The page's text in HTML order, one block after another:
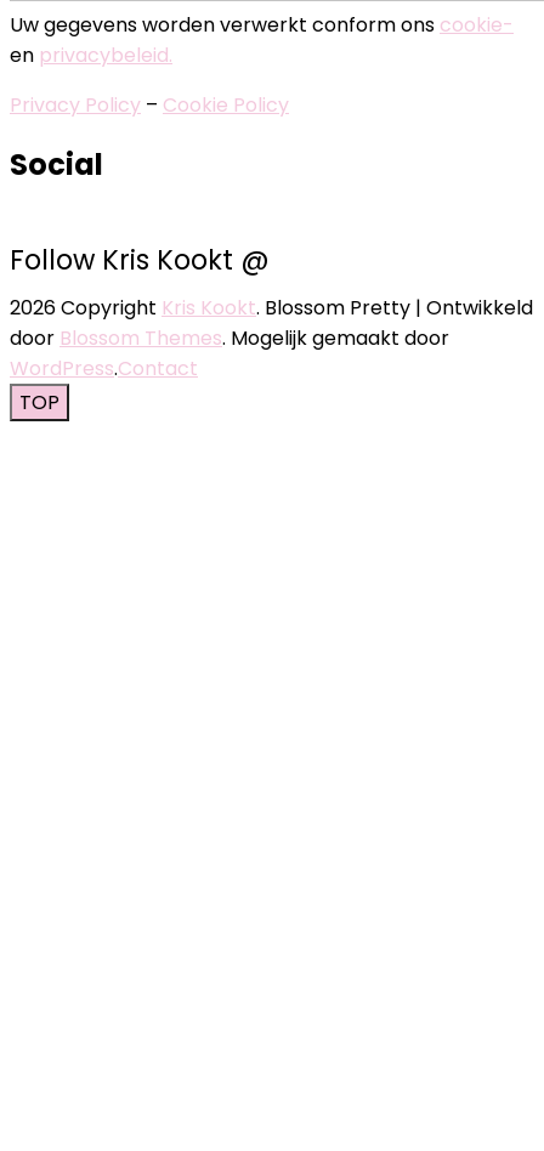
Uw gegevens worden verwerkt conform ons cookie-
en privacybeleid.
Privacy Policy – Cookie Policy
Social
Follow Kris Kookt @
2026 Copyright Kris Kookt. Blossom Pretty | Ontwikkeld
door Blossom Themes. Mogelijk gemaakt door
WordPress.Contact
TOP